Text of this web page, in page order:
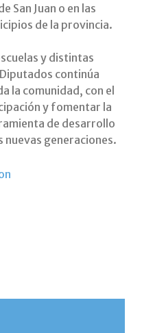
San Juan o en las
de la provincia.
y distintas
continúa
la comunidad, con el
y fomentar la
de desarrollo
generaciones.